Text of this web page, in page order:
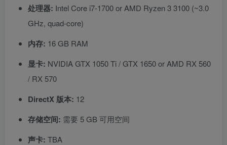
处理器: Intel Core i7-1700 or AMD Ryzen 3 3100 (~3.0
GHz, quad-core)
内存: 16 GB RAM
显卡: NVIDIA GTX 1050 Ti / GTX 1650 or AMD RX 560
/ RX 570
DirectX 版本: 12
存储空间: 需要 5 GB 可用空间
声卡: TBA